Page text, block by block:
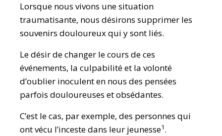
Lorsque nous vivons une situation
traumatisante, nous désirons supprimer les
souvenirs douloureux qui y sont liés.
Le désir de changer le cours de ces
événements, la culpabilité et la volonté
d’oublier inoculent en nous des pensées
parfois douloureuses et obsédantes.
C’est le cas, par exemple, des personnes qui
ont vécu l’inceste dans leur jeunesse1.